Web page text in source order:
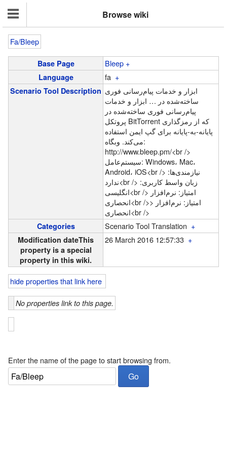
Browse wiki
Fa/Bleep
Base Page Bleep +
Language fa +
Scenario Tool Description ابزار و خدمات پیام‌رسانی فوری
ساخته‌شده در … ابزار و خدمات
پیام‌رسانی فوری ساخته‌شده در
پروتکل BitTorrent که از رمزگذاری
پایانه-به-پایانه برای گپ ایمن استفاده
می‌کند. وبگاه:
http://www.bleep.pm/<br />
سیستم‌عامل: Windows،‏ ‏Mac،‏
Android،‏ iOS<br /> نیازمندی‌ها:
ندارد<br /> زبان واسط کاربری:
انگلیسی<br /> امتیاز: نرم‌افزار
انحصاری<br />> امتیاز: نرم‌افزار
انحصاری<br />
Categories Scenario Tool Translation +
Modification dateThis
property is a special
property in this wiki.
26 March 2016 12:57:33 +
hide properties that link here
No properties link to this page.
Enter the name of the page to start browsing from.